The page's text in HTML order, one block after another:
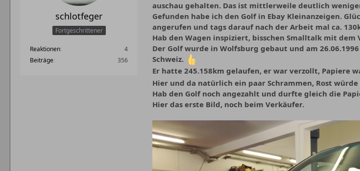
schlotfeger
Fortgeschrittener
Reaktionen
4
Beiträge
356
auschau gehalten. Das ist mittlerweile deutlich
Gefunden habe ich den Golf in Ebay Kleinanzeigen.
angerufen und tags darauf nach der Arbeit mal ca.
Hab den Wagen inspiziert, bisschen Smalltalk mit
Der Golf wurde in Wolfsburg gebaut und am
Schweiz.
Er hatte 245.158km gelaufen, er war verzollt, Papiere
Hier und da natürlich ein paar Schrammen, Rost
Hab den Golf noch angezahlt und durfte gleich die
Hier das erste Bild, noch beim Verkäufer.